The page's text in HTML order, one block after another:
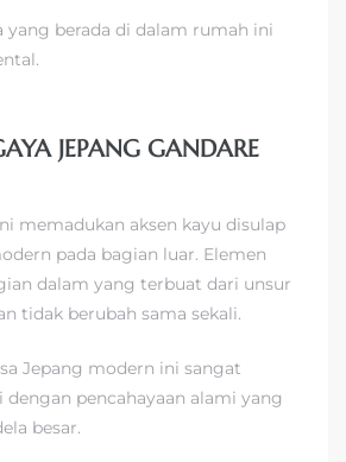
yang berada di dalam rumah ini
JEPANG GANDARE
memadukan aksen kayu disulap
pada bagian luar. Elemen
dalam yang terbuat dari unsur
tidak berubah sama sekali.
Jepang modern ini sangat
dengan pencahayaan alami yang
besar.